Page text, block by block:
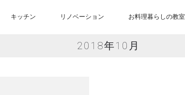
キッチン リノベーション お料理暮らしの教室
2018年10月